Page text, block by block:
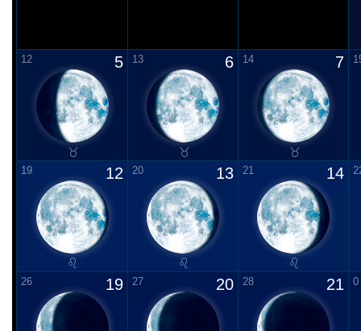
5
12 6
13 7
14
12
19 13
20 14
21
19
26 20
27 21
28 0